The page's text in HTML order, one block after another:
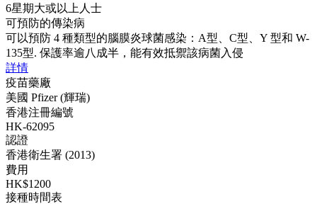
6星期大或以上人士
可預防的傳染病
可以預防 4 種類型的腦膜炎球菌感染：A型、C型、Y 型和 W-
135型. 保護率逾八成半，能有效抵禦該病菌入侵
詳情
疫苗藥廠
美國 Pfizer (輝瑞)
香港注冊編號
HK-62095
認證
香港衛生署 (2013)
費用
HK$1200
接種時間表